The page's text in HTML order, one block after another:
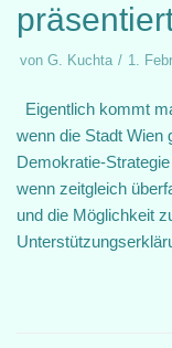
von G. Kuchta 1.
Eigentlich kommt
wenn die Stadt Wien
Demokratie-
wenn zeitgleich
und die Möglichkeit